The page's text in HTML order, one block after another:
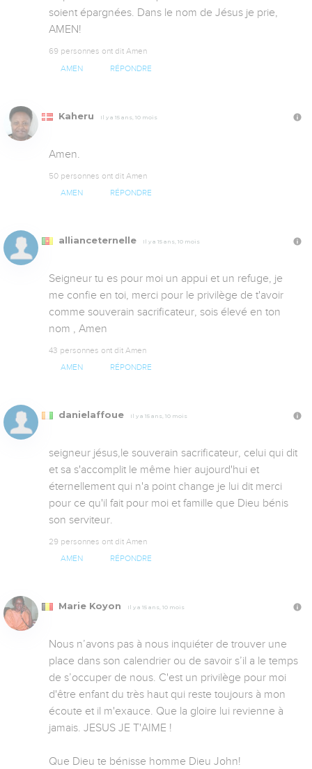
soient épargnées. Dans le nom de Jésus je prie,
AMEN!
69 personnes ont dit Amen
AMEN RÉPONDRE
Kaheru Il y a 15 ans, 10 mois
Amen.
50 personnes ont dit Amen
AMEN RÉPONDRE
allianceternelle Il y a 15 ans, 10 mois
Seigneur tu es pour moi un appui et un refuge, je
me confie en toi, merci pour le privilège de t'avoir
comme souverain sacrificateur, sois élevé en ton
nom , Amen
43 personnes ont dit Amen
AMEN RÉPONDRE
danielaffoue Il y a 15 ans, 10 mois
seigneur jésus,le souverain sacrificateur, celui qui dit
et sa s'accomplit le même hier aujourd'hui et
éternellement qui n'a point change je lui dit merci
pour ce qu'il fait pour moi et famille que Dieu bénis
son serviteur.
29 personnes ont dit Amen
AMEN RÉPONDRE
Marie Koyon Il y a 15 ans, 10 mois
Nous n’avons pas à nous inquiéter de trouver une
place dans son calendrier ou de savoir s’il a le temps
de s’occuper de nous. C'est un privilège pour moi
d'être enfant du très haut qui reste toujours à mon
écoute et il m'exauce. Que la gloire lui revienne à
jamais. JESUS JE T'AIME !
Que Dieu te bénisse homme Dieu John!